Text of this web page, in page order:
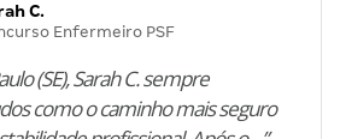
C.
Enfermeiro PSF
(SE), Sarah C. sempre
como o caminho mais seguro